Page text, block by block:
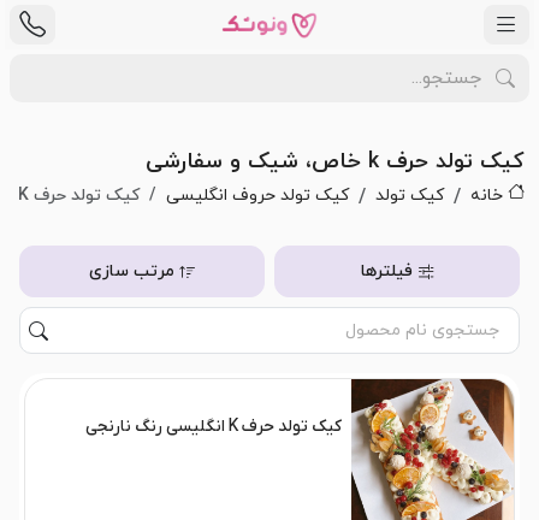
کیک تولد حرف k خاص، شیک و سفارشی
خانه کیک تولد کیک تولد حروف انگلیسی کیک تولد حرف K
فیلترها مرتب سازی
کیک تولد حرف K انگلیسی رنگ نارنجی